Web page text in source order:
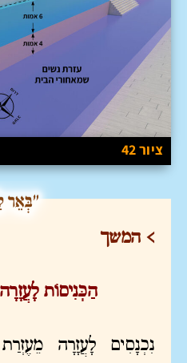
ציור 42
> המשך
הַכְּנִיסוֹת
נִכְנָסִים לָעֲזָרָה